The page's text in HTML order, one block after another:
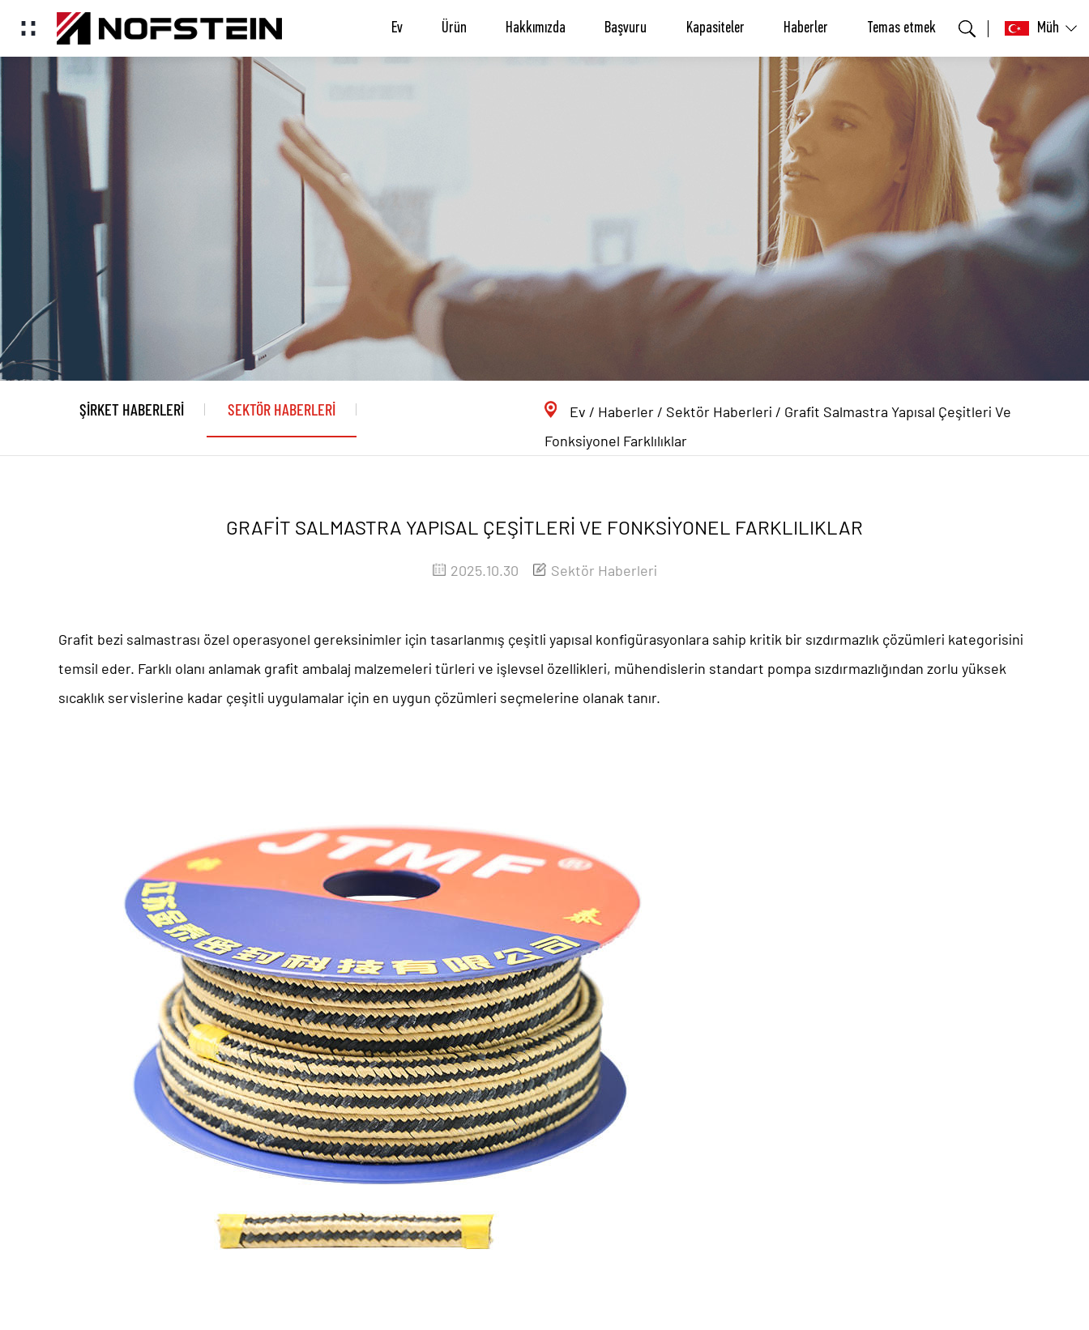
Ev Ürün Hakkımızda Başvuru Kapasiteler Haberler Temas etmek Müh
ŞIRKET HABERLERI SEKTÖR HABERLERI Ev / Haberler / Sektör Haberleri / Grafit Salmastra Yapısal Çeşitleri Ve
Fonksiyonel Farklılıklar
GRAFIT SALMASTRA YAPISAL ÇEŞITLERI VE FONKSIYONEL FARKLILIKLAR
2025.10.30 Sektör Haberleri
Grafit bezi salmastrası özel operasyonel gereksinimler için tasarlanmış çeşitli yapısal konfigürasyonlara sahip kritik bir sızdırmazlık çözümleri kategorisini
temsil eder. Farklı olanı anlamak grafit ambalaj malzemeleri türleri ve işlevsel özellikleri, mühendislerin standart pompa sızdırmazlığından zorlu yüksek
sıcaklık servislerine kadar çeşitli uygulamalar için en uygun çözümleri seçmelerine olanak tanır.